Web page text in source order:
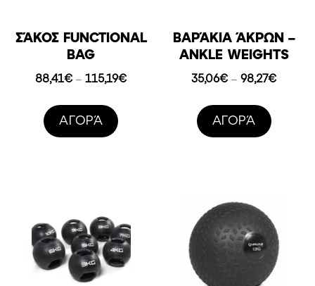
ΣΆΚΟΣ FUNCTIONAL
BAG
88,41€ – 115,19€Price
AΓΟΡΆ
ΒΑΡΆΚΙΑ ΆΚΡΩΝ –
ANKLE WEIGHTS
35,06€ – 98,27€Price
AΓΟΡΆ